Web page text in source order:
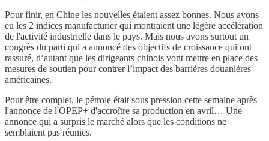
Pour finir, en Chine les nouvelles étaient assez bonnes. Nous avons
eu les 2 indices manufacturier qui montraient une légère accélération
de l'activité industrielle dans le pays. Mais nous avons surtout un
congrès du parti qui a annoncé des objectifs de croissance qui ont
rassuré, d’autant que les dirigeants chinois vont mettre en place des
mesures de soutien pour contrer l’impact des barrières douanières
américaines.
Pour être complet, le pétrole était sous pression cette semaine après
l'annonce de l'OPEP+ d'accroître sa production en avril… Une
annonce qui a surpris le marché alors que les conditions ne
semblaient pas réunies.